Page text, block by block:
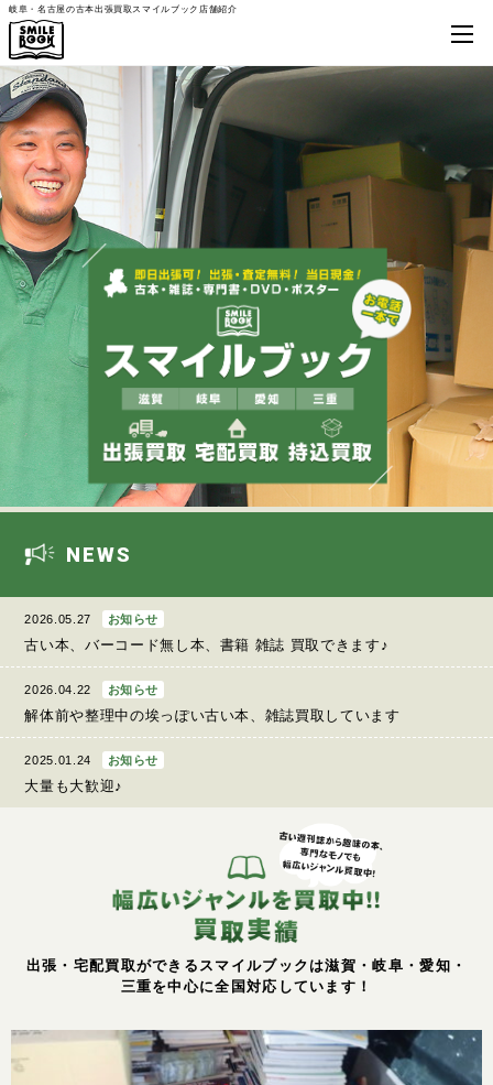
岐阜・名古屋の古本出張買取スマイルブック店舗紹介
NEWS
2026.05.27 お知らせ
古い本、バーコード無し本、書籍 雑誌 買取できます♪
2026.04.22 お知らせ
解体前や整理中の埃っぽい古い本、雑誌買取しています
2025.01.24 お知らせ
大量も大歓迎♪
出張・宅配買取ができるスマイルブックは滋賀・岐阜・愛知・
三重を中心に全国対応しています！